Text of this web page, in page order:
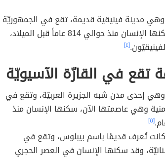
وهي مدينة فينيقية قديمة، تقع في الجمهوريّة
التونسيّة، وسكنها الإنسان منذ حوالي 814 عاماً قبل الميلاد،
[٤]
تقع في القارّة الآسيويّة
وهي إحدى مدن شبه الجزيرة العربيّة، وتقع في
وهي عاصمتها الآن، سكنها الإنسان منذ
[٥]
تُعرف قديمًا باسم بيبلوس، وتقع في
وقد سكنها الإنسان في العصر الحجري